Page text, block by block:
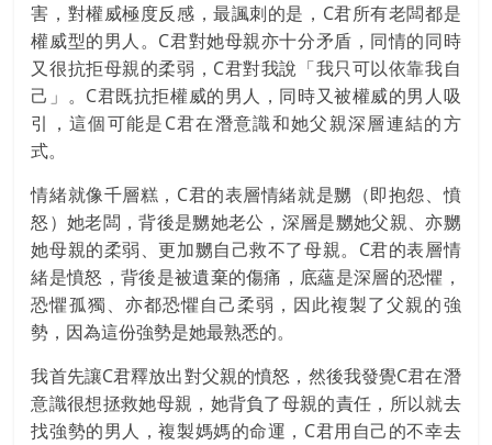
害，對權威極度反感，最諷刺的是，C君所有老闆都是
權威型的男人。C君對她母親亦十分矛盾，同情的同時
又很抗拒母親的柔弱，C君對我說「我只可以依靠我自
己」。C君既抗拒權威的男人，同時又被權威的男人吸
引，這個可能是C君在潛意識和她父親深層連結的方
式。
情緒就像千層糕，C君的表層情緒就是嬲（即抱怨、憤
怒）她老闆，背後是嬲她老公，深層是嬲她父親、亦嬲
她母親的柔弱、更加嬲自己救不了母親。C君的表層情
緒是憤怒，背後是被遺棄的傷痛，底蘊是深層的恐懼，
恐懼孤獨、亦都恐懼自己柔弱，因此複製了父親的強
勢，因為這份強勢是她最熟悉的。
我首先讓C君釋放出對父親的憤怒，然後我發覺C君在潛
意識很想拯救她母親，她背負了母親的責任，所以就去
找強勢的男人，複製媽媽的命運，C君用自己的不幸去